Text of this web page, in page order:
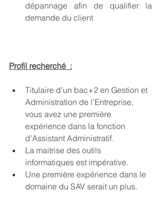
dépannage afin de qualifier la
demande du client
Profil recherché  :
Titulaire d’un bac+2 en Gestion et
Administration de l’Entreprise,
vous avez une première
expérience dans la fonction
d’Assistant Administratif.
La maitrise des outils
informatiques est impérative.
Une première expérience dans le
domaine du SAV serait un plus.